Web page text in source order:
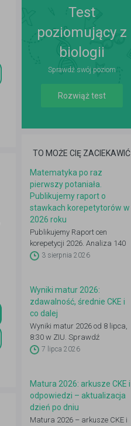
Test
poziomujący z
biologii
Sprawdź swój poziom
Rozwiąż test
TO MOŻE CIĘ ZACIEKAWIĆ
Matematyka po raz
pierwszy potaniała.
Publikujemy raport o
stawkach korepetytorów w
2026 roku
Publikujemy Raport cen
korepetycji 2026. Analiza 140
648 ogłoszeń: 22 przedmioty,
3 sierpnia 2026
Wyniki matur 2026:
zdawalność, średnie CKE i
co dalej
Wyniki matur 2026 od 8 lipca,
8:30 w ZIU. Sprawdź
zdawalność, średnie CKE i co
7 lipca 2026
Matura 2026: arkusze CKE i
odpowiedzi – aktualizacja
dzień po dniu
Matura 2026 – arkusze CKE i